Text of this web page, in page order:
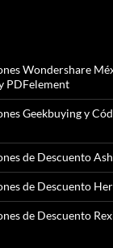
Wondershare
PDFelement
Geekbuying y
de Descuento
de Descuento
de Descuento